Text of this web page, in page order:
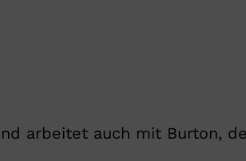
arbeitet auch mit Burton,